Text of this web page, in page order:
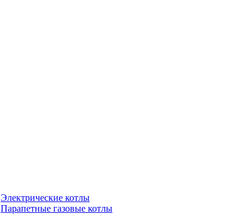
Электрические котлы
Парапетные газовые котлы